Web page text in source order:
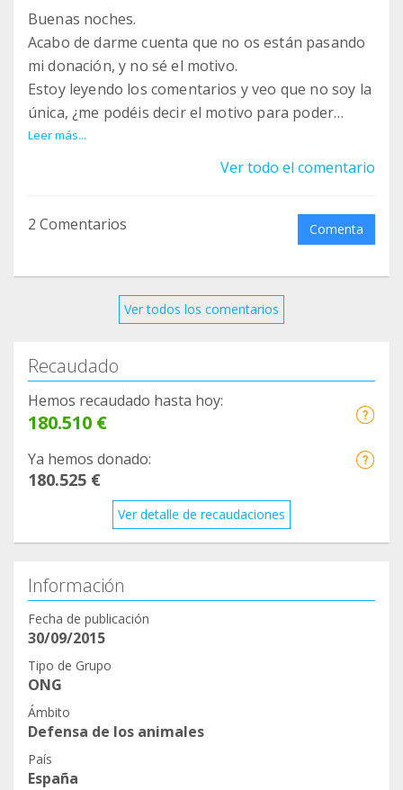
Buenas noches.
Acabo de darme cuenta que no os están pasando
mi donación, y no sé el motivo.
Estoy leyendo los comentarios y veo que no soy la
única, ¿me podéis decir el motivo para poder
solucionarlo?Gracias.
Leer más...
Ver todo el comentario
2 Comentarios Comenta
Ver todos los comentarios
Recaudado
Hemos recaudado hasta hoy:
180.510 €
Ya hemos donado:
180.525 €
Ver detalle de recaudaciones
Información
Fecha de publicación
30/09/2015
Tipo de Grupo
ONG
Ámbito
Defensa de los animales
País
España